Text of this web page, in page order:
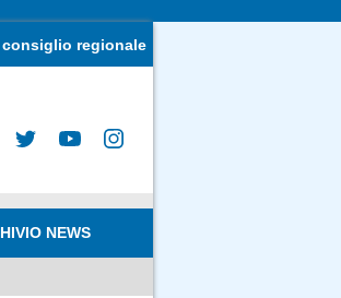
regionale
NEWS